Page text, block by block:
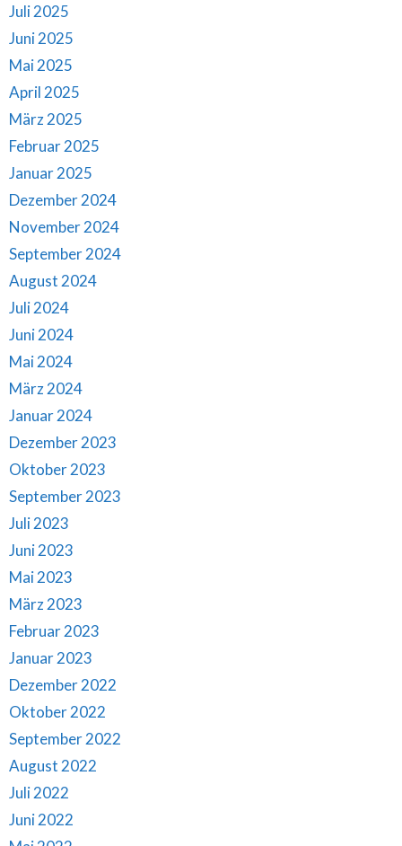
Juli 2025
Juni 2025
Mai 2025
April 2025
März 2025
Februar 2025
Januar 2025
Dezember 2024
November 2024
September 2024
August 2024
Juli 2024
Juni 2024
Mai 2024
März 2024
Januar 2024
Dezember 2023
Oktober 2023
September 2023
Juli 2023
Juni 2023
Mai 2023
März 2023
Februar 2023
Januar 2023
Dezember 2022
Oktober 2022
September 2022
August 2022
Juli 2022
Juni 2022